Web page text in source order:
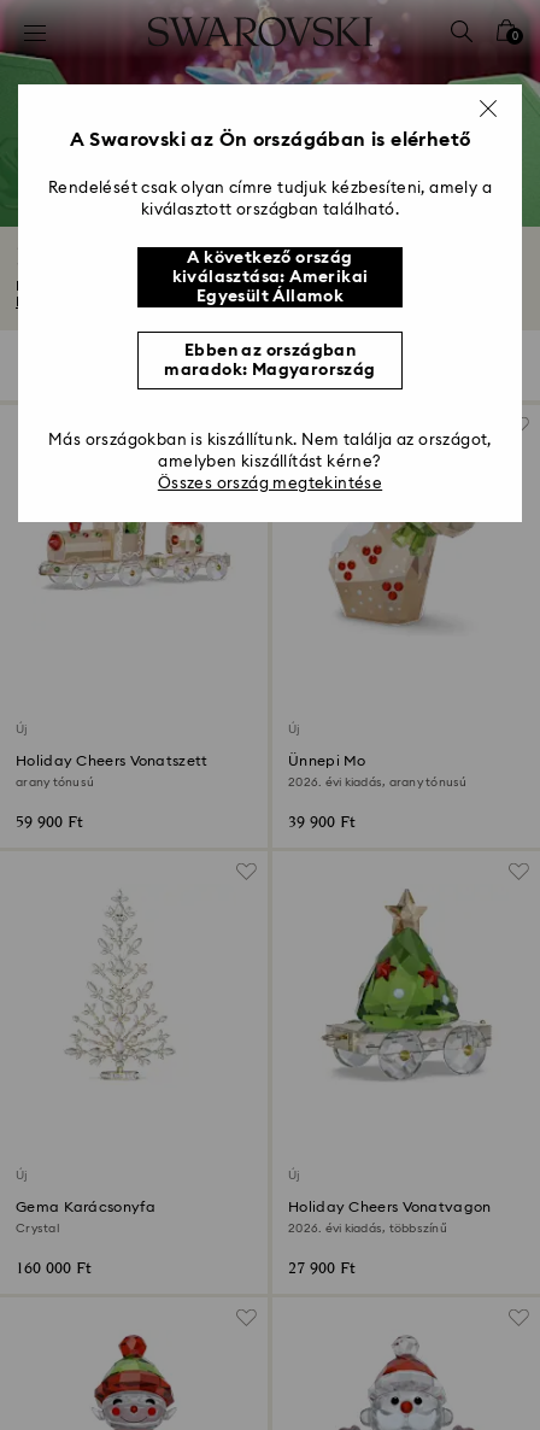
Hozzáférési-kulcs lista
0 - Fejléc
2 - Lábléc
3 – Szűrés
4 - keresési találat
0
Karácsonyi figurák és karakterek
Díszítse fel otthonát varázslatos karácsonyi figuráinkkal, és jelölje meg az...
szűrő
szűrő Rendezési szempont
Rendezési
szempont
Új
Holiday Cheers Vonatszett
arany tónusú
59 900 Ft
Új
Ünnepi Mo
2026. évi kiadás, arany tónusú
39 900 Ft
Új
Gema Karácsonyfa
Crystal
160 000 Ft
Új
Holiday Cheers Vonatvagon
2026. évi kiadás, többszínű
27 900 Ft
A Swarovski az Ön országában is elérhető
Rendelését csak olyan címre tudjuk kézbesíteni, amely a
kiválasztott országban található.
A következő ország
kiválasztása: Amerikai
Egyesült Államok
Ebben az országban
maradok: Magyarország
Más országokban is kiszállítunk. Nem találja az országot,
amelyben kiszállítást kérne?
Összes ország megtekintése